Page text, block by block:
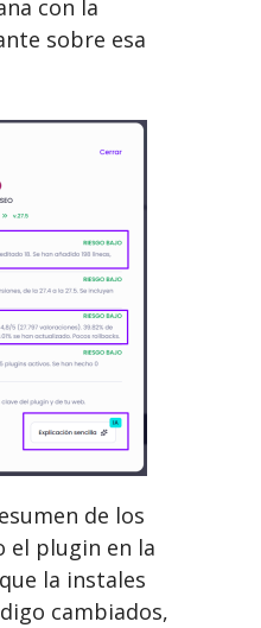
con la
sobre esa
de los
el plugin en la
la instales
cambiados,